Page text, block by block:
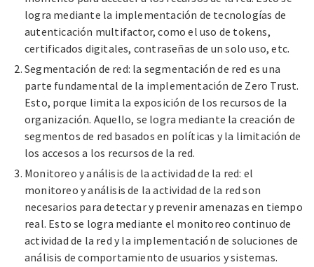
logra mediante la implementación de tecnologías de
autenticación multifactor, como el uso de tokens,
certificados digitales, contraseñas de un solo uso, etc.
Segmentación de red: la segmentación de red es una
parte fundamental de la implementación de Zero Trust.
Esto, porque limita la exposición de los recursos de la
organización. Aquello, se logra mediante la creación de
segmentos de red basados en políticas y la limitación de
los accesos a los recursos de la red.
Monitoreo y análisis de la actividad de la red: el
monitoreo y análisis de la actividad de la red son
necesarios para detectar y prevenir amenazas en tiempo
real. Esto se logra mediante el monitoreo continuo de
actividad de la red y la implementación de soluciones de
análisis de comportamiento de usuarios y sistemas.